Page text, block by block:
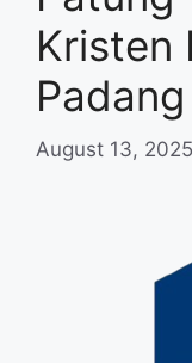
Kristen
August 13, 2025